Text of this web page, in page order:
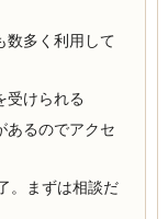
数多く利用して
受けられる
あるのでアクセ
。まずは相談だ